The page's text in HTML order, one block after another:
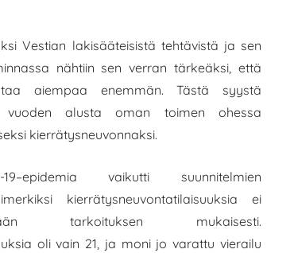
Vestian lakisääteisistä tehtävistä ja sen
nähtiin sen verran tärkeäksi, että
aiempaa enemmän. Tästä syystä
vuoden alusta oman toimen ohessa
kierrätysneuvonnaksi.
vaikutti suunnitelmien
kierrätysneuvontatilaisuuksia ei
tarkoituksen mukaisesti.
oli vain 21, ja moni jo varattu vierailu